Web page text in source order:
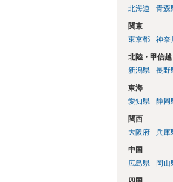
北海道
青森
関東
東京都
神奈
北陸・甲信越
新潟県
長野
東海
愛知県
静岡
関西
大阪府
兵庫
中国
広島県
岡山